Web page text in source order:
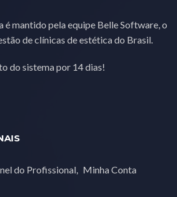
mantido pela equipe Belle Software, o
de clínicas de estética do Brasil.
do sistema por 14 dias!
do Profissional Minha Conta